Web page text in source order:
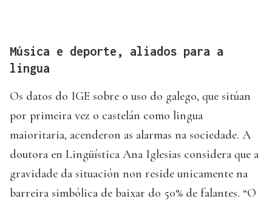
Música e deporte, aliados para a
lingua
Os datos do IGE sobre o uso do galego, que sitúan
por primeira vez o castelán como lingua
maioritaria, acenderon as alarmas na sociedade. A
doutora en Lingüística Ana Iglesias considera que a
gravidade da situación non reside unicamente na
barreira simbólica de baixar do 50% de falantes. “O